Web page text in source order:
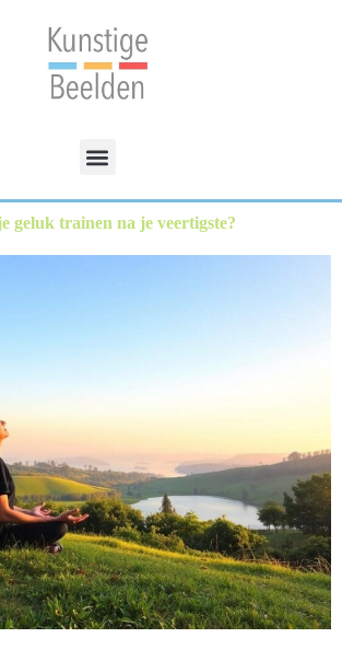
geluk trainen na je veertigste?